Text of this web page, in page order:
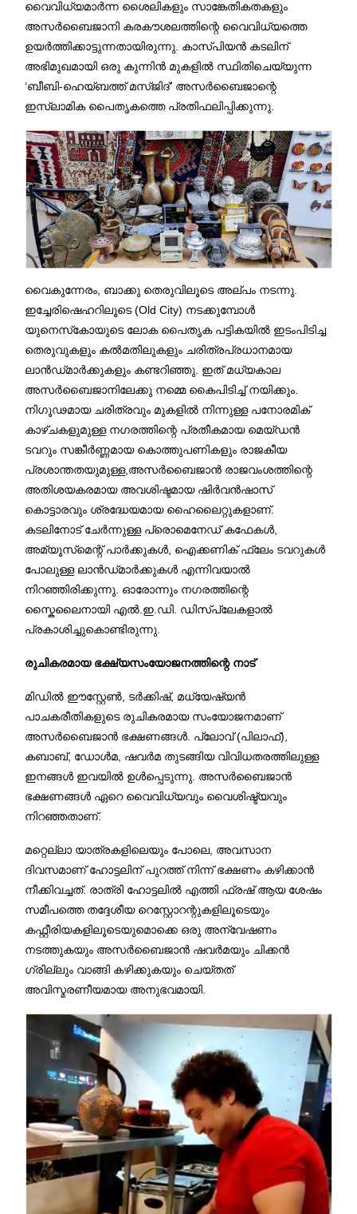
വൈവിധ്യമാർന്ന ശൈലികളും സാങ്കേതികതകളും
അസർബൈജാനി കരകൗശലത്തിന്റെ വൈവിധ്യത്തെ
ഉയർത്തിക്കാട്ടുന്നതായിരുന്നു. കാസ്പിയൻ കടലിന്
അഭിമുഖമായി ഒരു കുന്നിൻ മുകളിൽ സ്ഥിതിചെയ്യുന്ന
‘ബീബി-ഹെയ്ബത്ത് മസ്ജിദ്’ അസർബൈജാന്റെ
ഇസ്ലാമിക പൈതൃകത്തെ പ്രതിഫലിപ്പിക്കുന്നു.
വൈകുന്നേരം, ബാക്കു തെരുവിലൂടെ അല്പം നടന്നു.
ഇച്ചേരിഷെഹറിലൂടെ (Old City) നടക്കുമ്പോൾ
യുനെസ്‌കോയുടെ ലോക പൈതൃക പട്ടികയിൽ ഇടംപിടിച്ച
തെരുവുകളും കൽമതിലുകളും ചരിത്രപ്രധാനമായ
ലാൻഡ്‌മാർക്കുകളും കണ്ടറിഞ്ഞു. ഇത് മധ്യകാല
അസർബൈജാനിലേക്കു നമ്മെ കൈപിടിച്ച് നയിക്കും.
നിഗൂഢമായ ചരിത്രവും മുകളിൽ നിന്നുള്ള പനോരമിക്
കാഴ്ചകളുമുള്ള നഗരത്തിന്റെ പ്രതീകമായ മെയ്ഡൻ
ടവറും സങ്കീർണ്ണമായ കൊത്തുപണികളും രാജകീയ
പ്രശാന്തതയുമുള്ള,അസർബൈജാൻ രാജവംശത്തിന്റെ
അതിശയകരമായ അവശിഷ്ടമായ ഷിർവൻഷാസ്
കൊട്ടാരവും ശ്രദ്ധേയമായ ഹൈലൈറ്റുകളാണ്.
കടലിനോട് ചേർന്നുള്ള പ്രൊമെനേഡ് കഫേകൾ,
അമ്യൂസ്‌മെന്റ് പാർക്കുകൾ, ഐക്കണിക് ഫ്ലേം ടവറുകൾ
പോലുള്ള ലാൻഡ്‌മാർക്കുകൾ എന്നിവയാൽ
നിറഞ്ഞിരിക്കുന്നു. ഓരോന്നും നഗരത്തിന്റെ
സ്കൈലൈനായി എൽ.ഇ.ഡി. ഡിസ്പ്ലേകളാൽ
പ്രകാശിച്ചുകൊണ്ടിരുന്നു.
രുചികരമായ ഭക്ഷ്യസംയോജനത്തിന്റെ നാട്
മിഡിൽ ഈസ്റ്റേൺ, ടർക്കിഷ്, മധ്യേഷ്യൻ
പാചകരീതികളുടെ രുചികരമായ സംയോജനമാണ്
അസർബൈജാൻ ഭക്ഷണങ്ങൾ. പ്ലോവ് (പിലാഫ്),
കബാബ്, ഡോൾമ, ഷവർമ തുടങ്ങിയ വിവിധതരത്തിലുള്ള
ഇനങ്ങൾ ഇവയിൽ ഉൾപ്പെടുന്നു. അസർബൈജാൻ
ഭക്ഷണങ്ങൾ ഏറെ വൈവിധ്യവും വൈശിഷ്ട്യവും
നിറഞ്ഞതാണ്.
മറ്റെല്ലാ യാത്രകളിലെയും പോലെ, അവസാന
ദിവസമാണ് ഹോട്ടലിന് പുറത്ത് നിന്ന് ഭക്ഷണം കഴിക്കാൻ
നീക്കിവച്ചത്. രാത്രി ഹോട്ടലിൽ എത്തി ഫ്രഷ് ആയ ശേഷം
സമീപത്തെ തദ്ദേശീയ റെസ്റ്റോറന്റുകളിലൂടെയും
കഫ്റ്റീരിയകളിലൂടെയുമൊക്കെ ഒരു അന്വേഷണം
നടത്തുകയും അസർബൈജാൻ ഷവർമയും ചിക്കൻ
ഗ്രില്ലും വാങ്ങി കഴിക്കുകയും ചെയ്തത്
അവിസ്മരണീയമായ അനുഭവമായി.